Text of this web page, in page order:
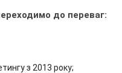
до переваг:
з 2013 року;